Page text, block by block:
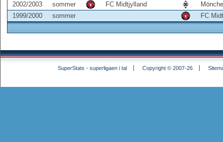
2002/2003
sommer FC Midtjylland
1999/2000
sommer FC
SuperStats - superligaen i tal Copyright © 2007-26